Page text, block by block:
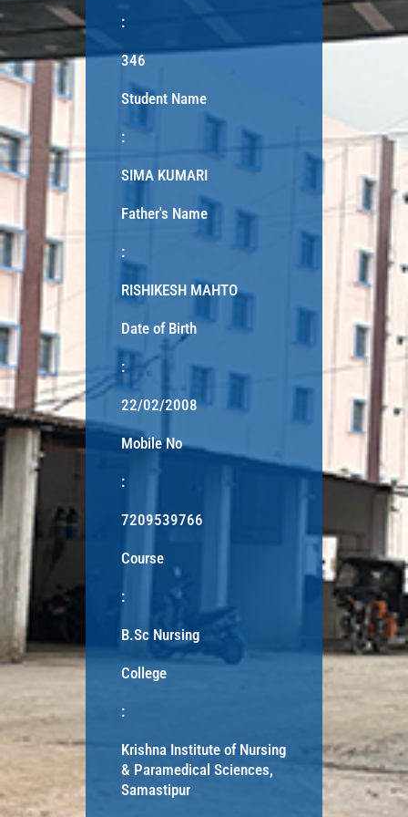
:
346
Student Name
:
SIMA KUMARI
Father's Name
:
RISHIKESH MAHTO
Date of Birth
:
22/02/2008
Mobile No
:
7209539766
Course
:
B.Sc Nursing
College
:
Krishna Institute of Nursing
& Paramedical Sciences,
Samastipur